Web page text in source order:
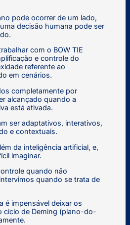
pode ocorrer de um lado,
decisão humana pode ser
com o BOW TIE
e controle do
referente ao
em cenários.
completamente por
alcançado quando a
está ativada.
ser adaptativos, interativos,
e contextuais.
da inteligência artificial, e,
imaginar.
quando não
quando se trata de
é impensável deixar os
ciclo de Deming (plano-do-